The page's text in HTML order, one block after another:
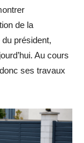
de la
président,
Au cours
ses travaux